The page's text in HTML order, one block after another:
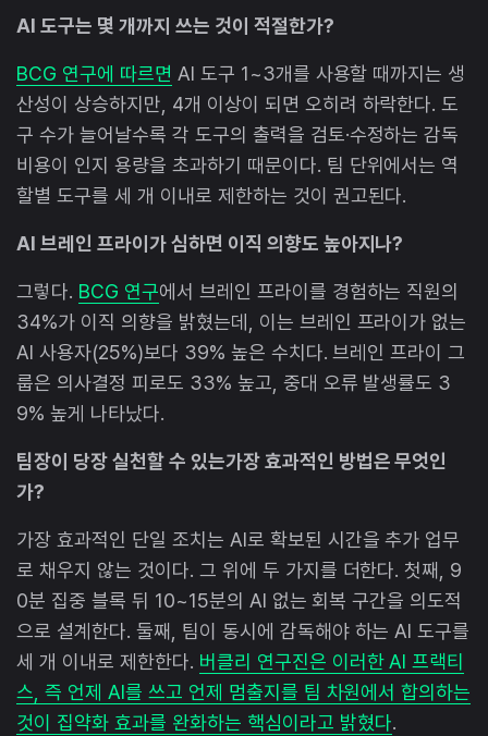
AI 도구는 몇 개까지 쓰는 것이 적절한가?
BCG 연구에 따르면 AI 도구 1~3개를 사용할 때까지는 생
산성이 상승하지만, 4개 이상이 되면 오히려 하락한다. 도
구 수가 늘어날수록 각 도구의 출력을 검토·수정하는 감독
비용이 인지 용량을 초과하기 때문이다. 팀 단위에서는 역
할별 도구를 세 개 이내로 제한하는 것이 권고된다.
AI 브레인 프라이가 심하면 이직 의향도 높아지나?
그렇다. BCG 연구에서 브레인 프라이를 경험하는 직원의
34%가 이직 의향을 밝혔는데, 이는 브레인 프라이가 없는
AI 사용자(25%)보다 39% 높은 수치다. 브레인 프라이 그
룹은 의사결정 피로도 33% 높고, 중대 오류 발생률도 3
9% 높게 나타났다.
팀장이 당장 실천할 수 있는가장 효과적인 방법은 무엇인
가?
가장 효과적인 단일 조치는 AI로 확보된 시간을 추가 업무
로 채우지 않는 것이다. 그 위에 두 가지를 더한다. 첫째, 9
0분 집중 블록 뒤 10~15분의 AI 없는 회복 구간을 의도적
으로 설계한다. 둘째, 팀이 동시에 감독해야 하는 AI 도구를
세 개 이내로 제한한다. 버클리 연구진은 이러한 AI 프랙티
스, 즉 언제 AI를 쓰고 언제 멈출지를 팀 차원에서 합의하는
것이 집약화 효과를 완화하는 핵심이라고 밝혔다.